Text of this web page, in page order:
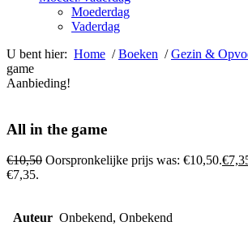
Moederdag
Vaderdag
U bent hier: Home /Boeken /Gezin &
game
Aanbieding!
All in the game
€10,50 Oorspronkelijke prijs was: €10,50.€
€7,35.
Auteur Onbekend, Onbekend